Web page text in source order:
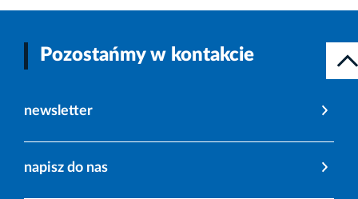
Pozostańmy w kontakcie
newsletter
napisz do nas